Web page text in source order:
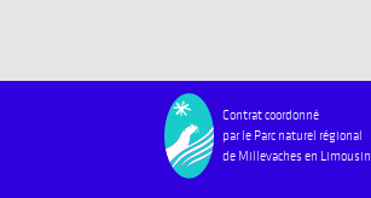
Contrat coordonné
par le Parc naturel régional
de Millevaches en Limousin